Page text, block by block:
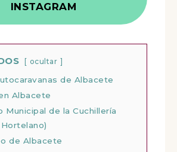
INSTAGRAM
ocultar
de Albacete
Albacete
Municipal de la Cuchillería
de Albacete